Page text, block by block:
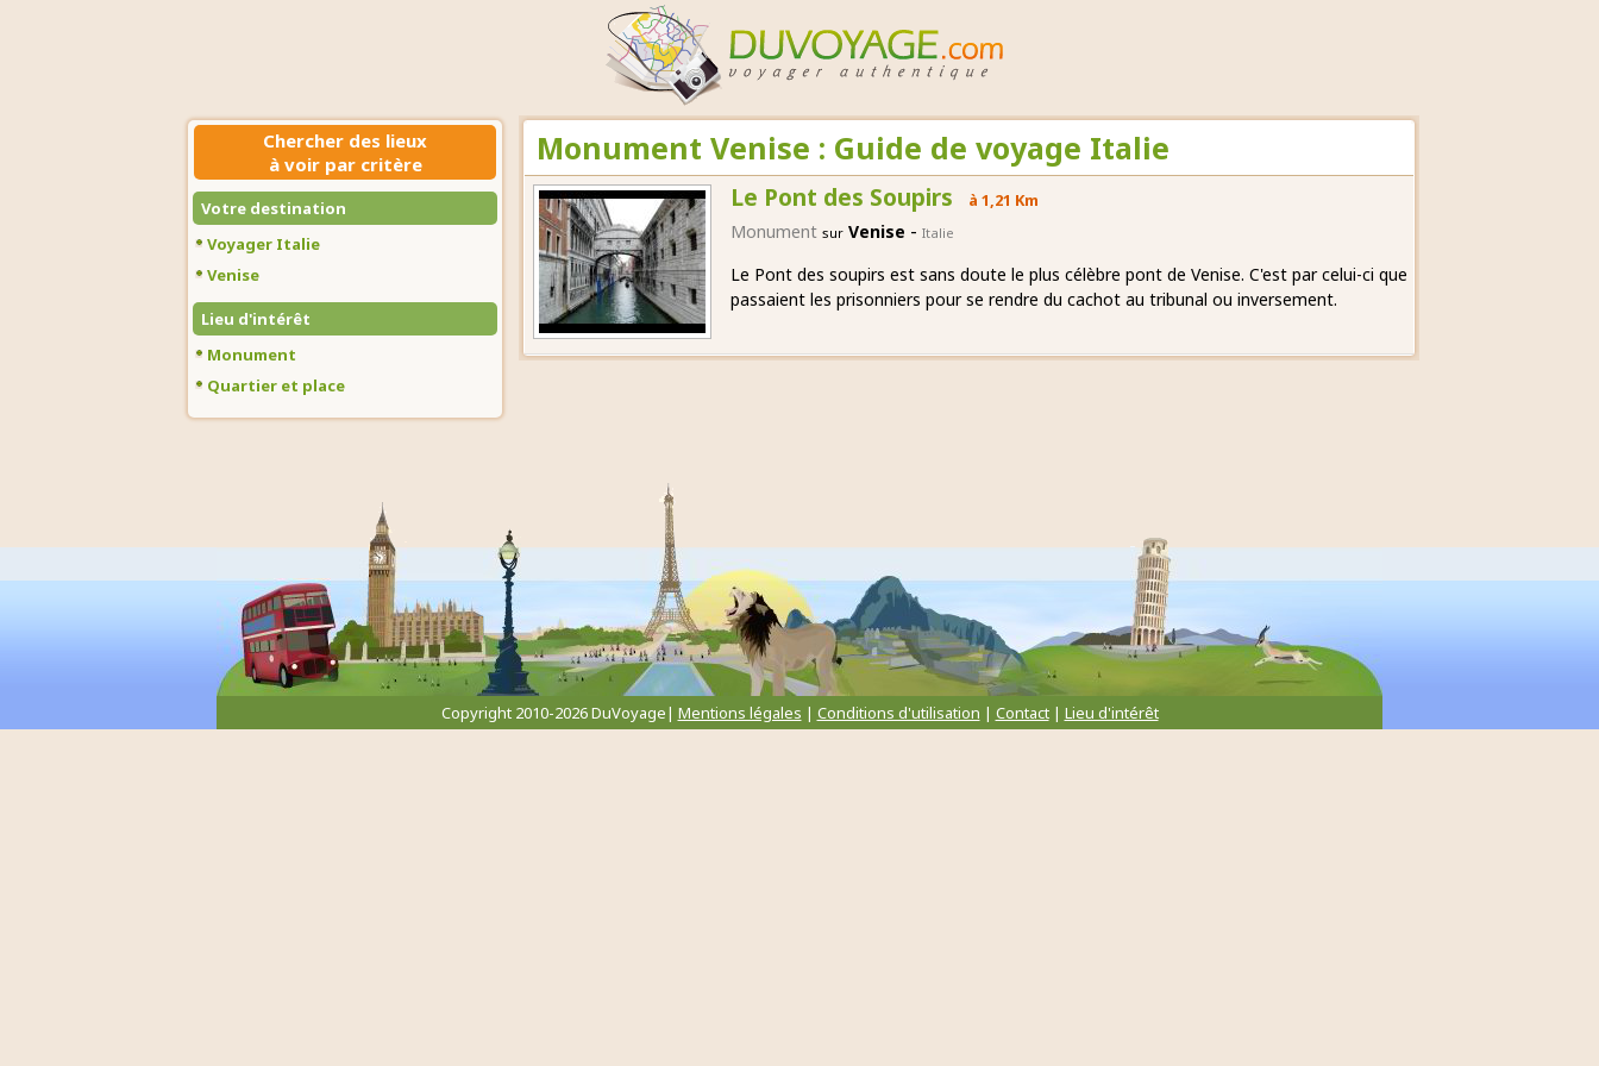
Chercher des lieux
à voir par critère
Votre destination
Voyager Italie
Venise
Lieu d'intérêt
Monument
Quartier et place
Monument Venise : Guide de voyage Italie
Le Pont des Soupirs à 1,21 Km
Monument sur Venise - Italie
Le Pont des soupirs est sans doute le plus célèbre pont de Venise. C'est par celui-ci que
passaient les prisonniers pour se rendre du cachot au tribunal ou inversement.
Copyright 2010-2026 DuVoyage| Mentions légales | Conditions d'utilisation | Contact| Lieu d'intérêt